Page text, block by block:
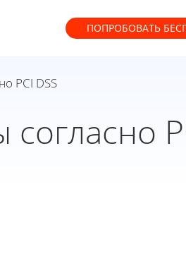
ПОПРОБОВАТЬ
PCI DSS